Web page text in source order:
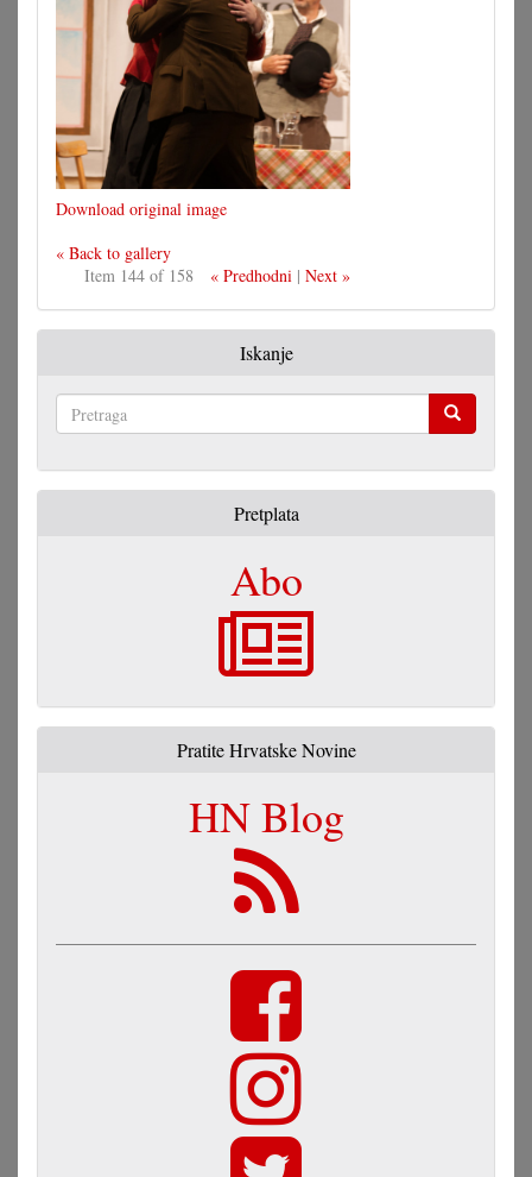
Download original image
« Back to gallery
Item 144 of 158
« Predhodni| Next »
Iskanje
Pretplata
Abo
Pratite Hrvatske Novine
HN Blog